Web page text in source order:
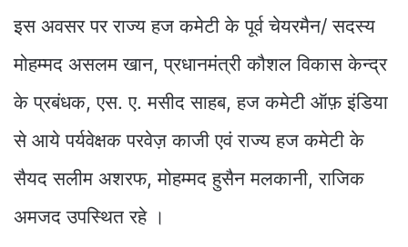
इस अवसर पर राज्य हज कमेटी के पूर्व चेयरमैन/ सदस्य
मोहम्मद असलम खान, प्रधानमंत्री कौशल विकास केन्द्र
के प्रबंधक, एस. ए. मसीद साहब, हज कमेटी ऑफ़ इंडिया
से आये पर्यवेक्षक परवेज़ काजी एवं राज्य हज कमेटी के
सैयद सलीम अशरफ, मोहम्मद हुसैन मलकानी, राजिक
अमजद उपस्थित रहे ।